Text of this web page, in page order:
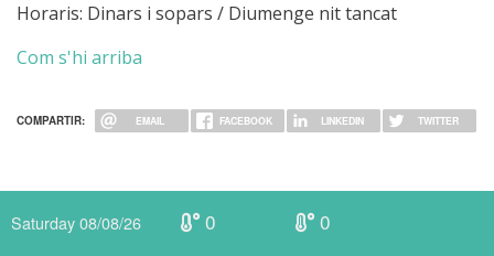
Horaris: Dinars i sopars / Diumenge nit tancat
Com s'hi arriba
COMPARTIR: EMAIL FACEBOOK LINKEDIN TWITTER
Saturday 08/08/26 0 0